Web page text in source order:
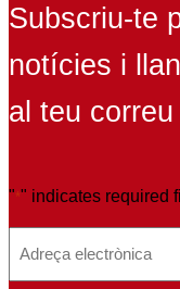
Subscriu-te
notícies i
al teu correu
"*" indicates required